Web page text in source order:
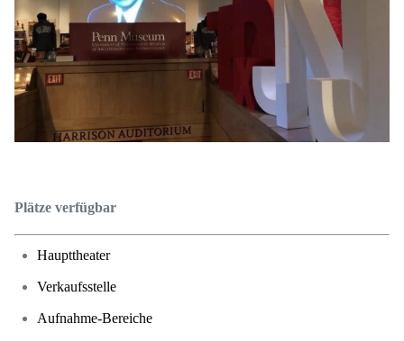
Plätze verfügbar
Haupttheater
Verkaufsstelle
Aufnahme-Bereiche